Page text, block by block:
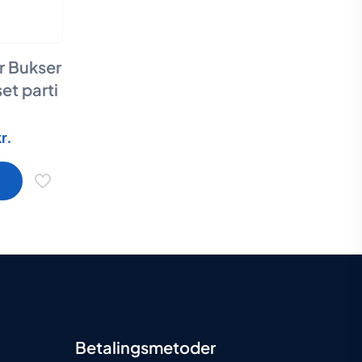
Bukser
parti
aktuelle
pris
er:
Betalingsmetoder